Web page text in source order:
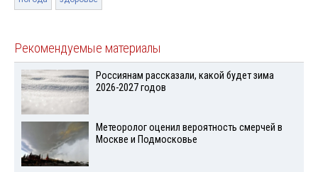
Рекомендуемые материалы
Россиянам рассказали, какой будет зима
2026-2027 годов
Метеоролог оценил вероятность смерчей в
Москве и Подмосковье